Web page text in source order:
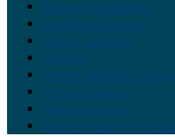
Тайны Геополитики
Российские элиты
Теория заговора
Украина
Новый Мировой
Тайны истории
Обратная связь
Правила